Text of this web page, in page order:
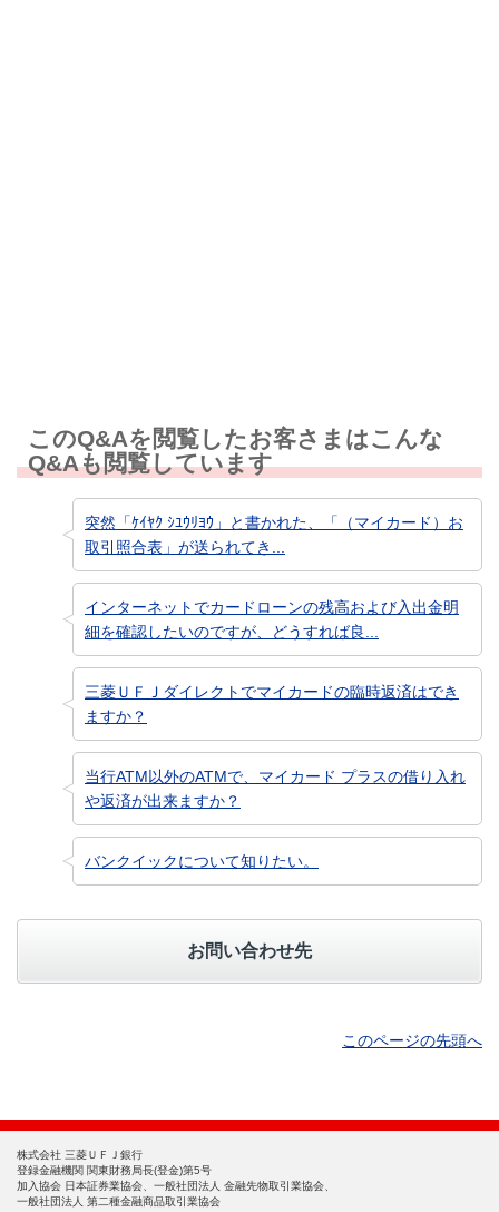
このQ&Aを閲覧したお客さまはこんな
Q&Aも閲覧しています
突然「ｹｲﾔｸ ｼﾕｳﾘﾖｳ」と書かれた、「（マイカード）お
取引照合表」が送られてき...
インターネットでカードローンの残高および入出金明
細を確認したいのですが、どうすれば良...
三菱ＵＦＪダイレクトでマイカードの臨時返済はでき
ますか？
当行ATM以外のATMで、マイカード プラスの借り入れ
や返済が出来ますか？
バンクイックについて知りたい。
お問い合わせ先
このページの先頭へ
株式会社 三菱ＵＦＪ銀行
登録金融機関 関東財務局長(登金)第5号
加入協会 日本証券業協会、一般社団法人 金融先物取引業協会、
一般社団法人 第二種金融商品取引業協会